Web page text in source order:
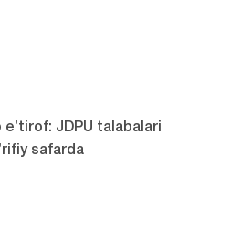
e’tirof: JDPU talabalari
safarda